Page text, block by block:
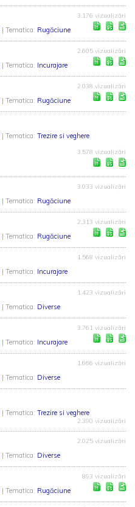
| Tematica: Rugăciune
3.176 vizualizări
| Tematica: Incurajare
2.605 vizualizări
| Tematica: Rugăciune
2.038 vizualizări
| Tematica: Trezire si veghere
3.578 vizualizări
| Tematica: Rugăciune
3.033 vizualizări
| Tematica: Rugăciune
2.313 vizualizări
| Tematica: Incurajare
1.568 vizualizări
| Tematica: Diverse
1.423 vizualizări
| Tematica: Incurajare
3.761 vizualizări
| Tematica: Diverse
1.666 vizualizări
| Tematica: Trezire si veghere
2.390 vizualizări
| Tematica: Diverse
2.025 vizualizări
| Tematica: Rugăciune
893 vizualizări